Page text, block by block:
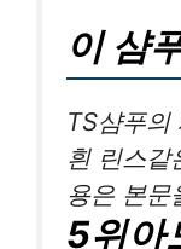
이 샴
TS샴푸의
흰 린스같
용은 본문
5위아